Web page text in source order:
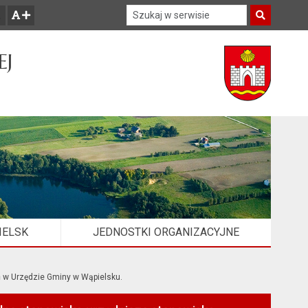
JEDNOSTKI ORGANIZACYJNE
Urzędzie Gminy w Wąpielsku.